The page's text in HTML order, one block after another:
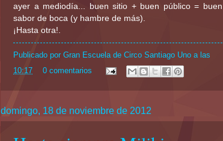
ayer a mediodía... buen sitio + buen público = buen
sabor de boca (y hambre de más).
¡Hasta otra!.
Publicado por Gran Escuela de Circo Santiago Uno a las
10:17
0 comentarios
domingo, 18 de noviembre de 2012